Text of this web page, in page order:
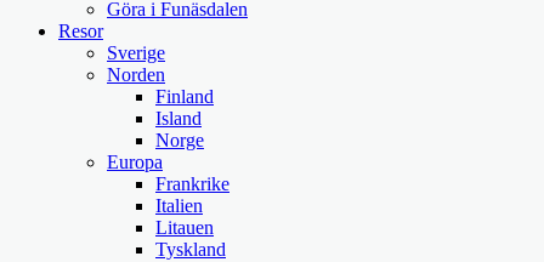
Göra i Funäsdalen
Resor
Sverige
Norden
Finland
Island
Norge
Europa
Frankrike
Italien
Litauen
Tyskland